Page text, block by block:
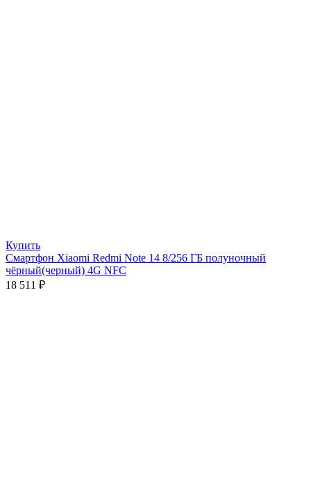
Купить
Смартфон Xiaomi Redmi Note 14 8/256 ГБ полуночный
чёрный(черный) 4G NFC
18 511 ₽